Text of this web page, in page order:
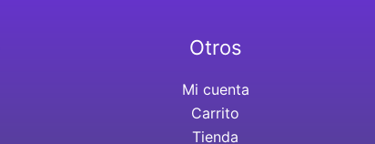
Otros
Mi cuenta
Carrito
Tienda